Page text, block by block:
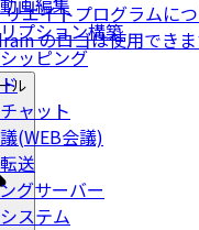
プション構築
ッピング
ャット
(WEB会議)
送
グサーバー
ステム
エイトプログラムに
のロゴは使用できま
ル